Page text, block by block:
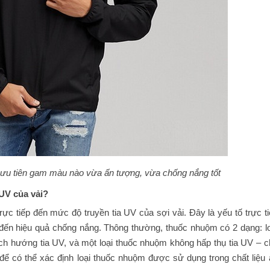
tiên gam màu nào vừa ấn tượng, vừa chống nắng tốt
của vải?
tiếp đến mức độ truyền tia UV của sợi vải. Đây là yếu tố trực
hiệu quả chống nắng. Thông thường, thuốc nhuộm có 2 dạng:
hướng tia UV, và một loại thuốc nhuộm không hấp thụ tia UV –
có thể xác định loại thuốc nhuộm được sử dụng trong chất liệu